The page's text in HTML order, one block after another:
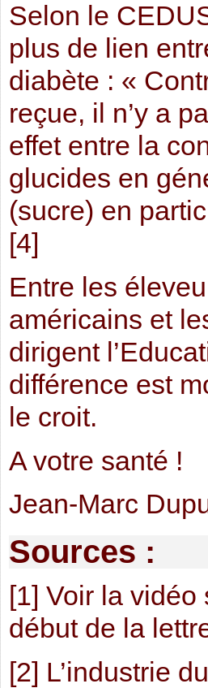
Selon le
plus de lien
diabète : «
reçue, il n’y a
effet entre la
glucides en
(sucre) en
[4]
Entre les
américains et
dirigent
différence est
le croit.
A votre santé !
Jean-Marc
Sources :
[1] Voir la vidéo
début de la
[2] L’industrie